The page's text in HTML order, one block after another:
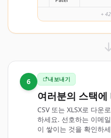
+
6 내보내기
여러분의 스택
CSV 또는 XLSX로 다운
하세요. 선호하는 이메
이 쌓이는 것을 확인하